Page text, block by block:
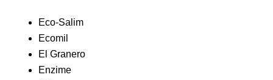
Eco-Salim
Ecomil
El Granero
Enzime